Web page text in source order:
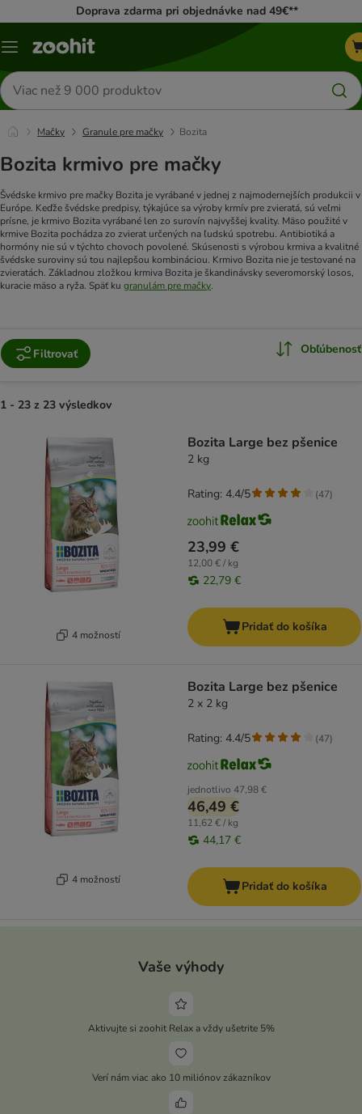
Doprava zdarma pri objednávke nad 49€**
Kategórie
Hľadať
produkty
Mačky Granule pre mačky Bozita
Bozita krmivo pre mačky
Švédske krmivo pre mačky Bozita je vyrábané v jednej z najmodernejších produkcii v
Európe. Keďže švédske predpisy, týkajúce sa výroby krmív pre zvieratá, sú veľmi
prísne, je krmivo Bozita vyrábané len zo surovín najvyššej kvality. Mäso použité v
krmive Bozita pochádza zo zvierat určených na ľudskú spotrebu. Antibiotiká a
hormóny nie sú v týchto chovoch povolené. Skúsenosti s výrobou krmiva a kvalitné
švédske suroviny sú tou najlepšou kombináciou. Krmivo Bozita nie je testované na
zvieratách. Základnou zložkou krmiva Bozita je škandinávsky severomorský losos,
kuracie mäso a ryža. Späť ku granulám pre mačky.
Filtrovať Obľúbenosť
1 - 23 z 23 výsledkov
4 možností
Bozita Large bez pšenice
2 kg
23,99 €
12,00 € / kg
22,79 €
Rating: 4.4/5 (47)
Pridať do košíka
4 možností
Bozita Large bez pšenice
2 x 2 kg
jednotlivo 47,98 €
46,49 €
11,62 € / kg
44,17 €
Rating: 4.4/5 (47)
Pridať do košíka
Vaše výhody
Aktivujte si zoohit Relax a vždy ušetrite 5%
Verí nám viac ako 10 miliónov zákazníkov